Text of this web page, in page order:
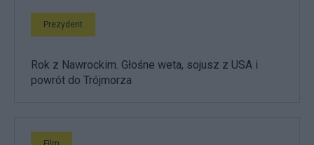
Prezydent
Rok z Nawrockim. Głośne weta, sojusz z USA i
powrót do Trójmorza